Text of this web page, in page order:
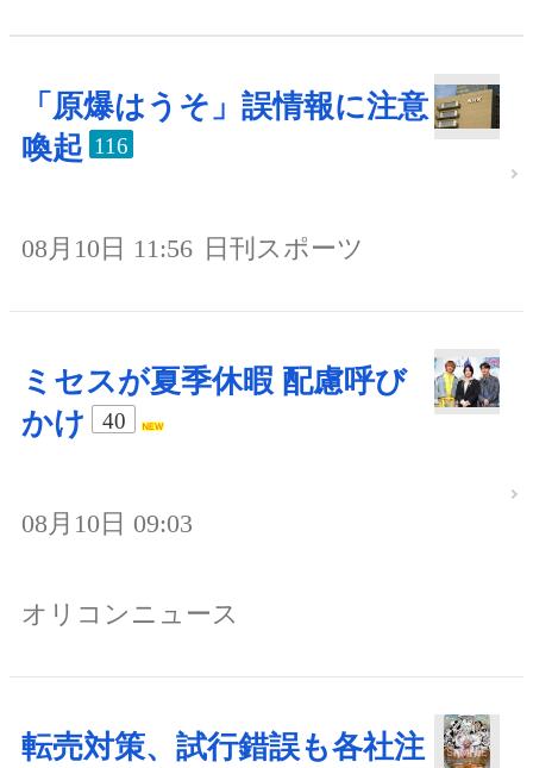
「原爆はうそ」誤情報に注意
喚起 116
08月10日 11:56 日刊スポーツ
ミセスが夏季休暇 配慮呼び
かけ
40
08月10日 09:03
オリコンニュース
転売対策、試行錯誤も各社注